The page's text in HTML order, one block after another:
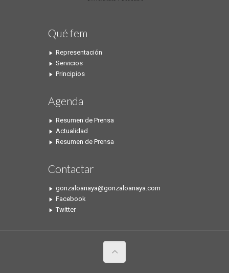
Qué fem
Representación
Servicios
Principios
Agenda
Resumen de Prensa
Actualidad
Resumen de Prensa
Contactar
gonzaloanaya@gonzaloanaya.com
Facebook
Twitter